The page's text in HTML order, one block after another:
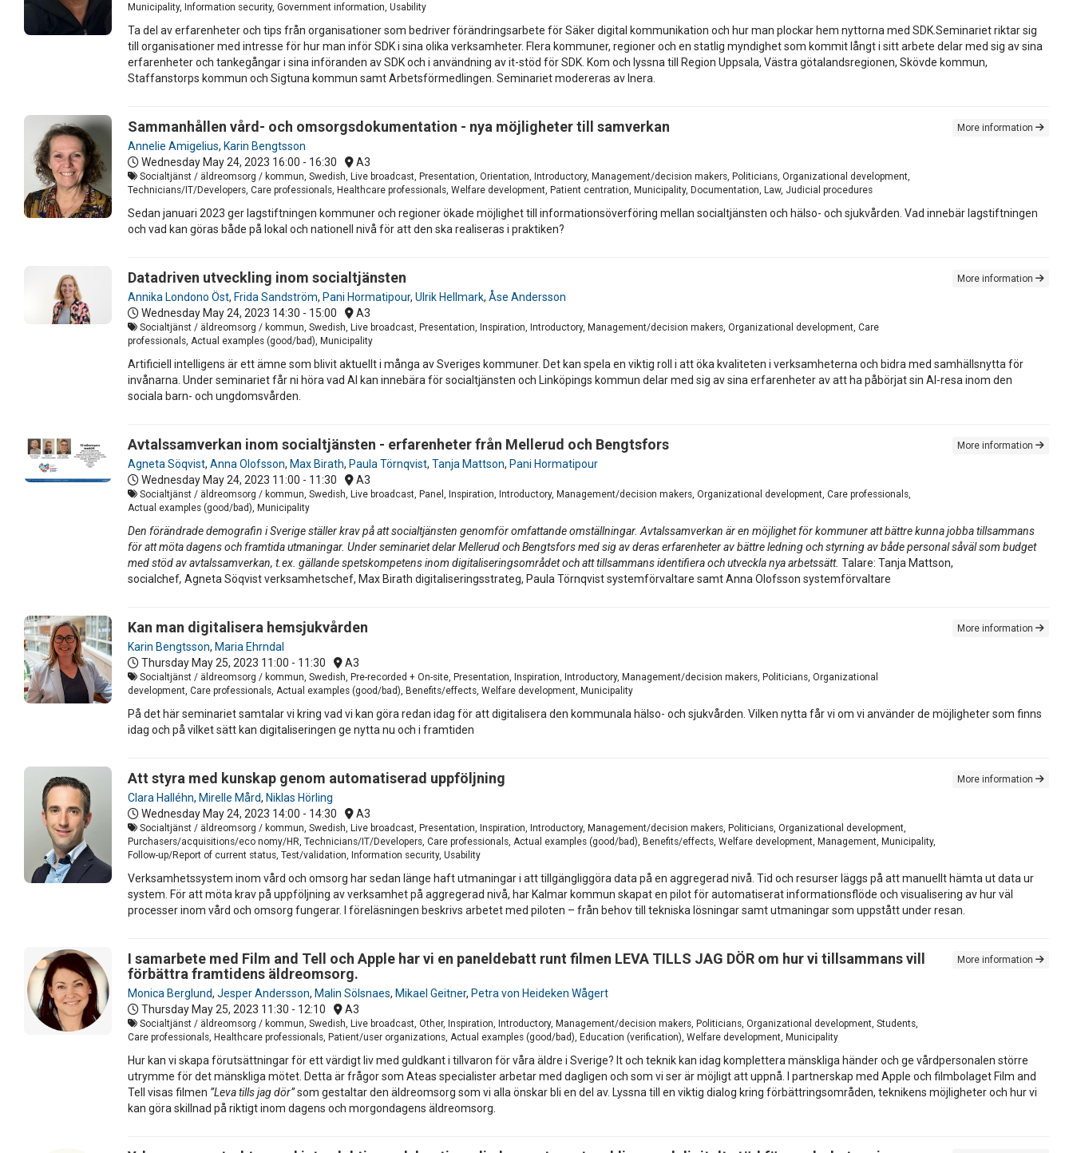
Municipality, Information security, Government information, Usability
Ta del av erfarenheter och tips från organisationer som bedriver förändringsarbete för Säker digital kommunikation och hur man plockar hem nyttorna med SDK.Seminariet riktar sig
till organisationer med intresse för hur man inför SDK i sina olika verksamheter. Flera kommuner, regioner och en statlig myndighet som kommit långt i sitt arbete delar med sig av sina
erfarenheter och tankegångar i sina införanden av SDK och i användning av it-stöd för SDK. Kom och lyssna till Region Uppsala, Västra götalandsregionen, Skövde kommun,
Staffanstorps kommun och Sigtuna kommun samt Arbetsförmedlingen. Seminariet modereras av Inera.
Sammanhållen vård- och omsorgsdokumentation - nya möjligheter till samverkan
Annelie Amigelius, Karin Bengtsson
Wednesday May 24, 2023 16:00 - 16:30 A3
Socialtjänst / äldreomsorg / kommun, Swedish, Live broadcast, Presentation, Orientation, Introductory, Management/decision makers, Politicians, Organizational development,
Technicians/IT/Developers, Care professionals, Healthcare professionals, Welfare development, Patient centration, Municipality, Documentation, Law, Judicial procedures
More information
Sedan januari 2023 ger lagstiftningen kommuner och regioner ökade möjlighet till informationsöverföring mellan socialtjänsten och hälso- och sjukvården. Vad innebär lagstiftningen
och vad kan göras både på lokal och nationell nivå för att den ska realiseras i praktiken?
Datadriven utveckling inom socialtjänsten
Annika Londono Öst, Frida Sandström, Pani Hormatipour, Ulrik Hellmark, Åse Andersson
Wednesday May 24, 2023 14:30 - 15:00 A3
Socialtjänst / äldreomsorg / kommun, Swedish, Live broadcast, Presentation, Inspiration, Introductory, Management/decision makers, Organizational development, Care
professionals, Actual examples (good/bad), Municipality
More information
Artificiell intelligens är ett ämne som blivit aktuellt i många av Sveriges kommuner. Det kan spela en viktig roll i att öka kvaliteten i verksamheterna och bidra med samhällsnytta för
invånarna. Under seminariet får ni höra vad AI kan innebära för socialtjänsten och Linköpings kommun delar med sig av sina erfarenheter av att ha påbörjat sin AI-resa inom den
sociala barn- och ungdomsvården.
Avtalssamverkan inom socialtjänsten - erfarenheter från Mellerud och Bengtsfors
Agneta Söqvist, Anna Olofsson, Max Birath, Paula Törnqvist, Tanja Mattson, Pani Hormatipour
Wednesday May 24, 2023 11:00 - 11:30 A3
Socialtjänst / äldreomsorg / kommun, Swedish, Live broadcast, Panel, Inspiration, Introductory, Management/decision makers, Organizational development, Care professionals,
Actual examples (good/bad), Municipality
More information
Den förändrade demografin i Sverige ställer krav på att socialtjänsten genomför omfattande omställningar. Avtalssamverkan är en möjlighet för kommuner att bättre kunna jobba tillsammans
för att möta dagens och framtida utmaningar. Under seminariet delar Mellerud och Bengtsfors med sig av deras erfarenheter av bättre ledning och styrning av både personal såväl som budget
med stöd av avtalssamverkan, t.ex. gällande spetskompetens inom digitaliseringsområdet och att tillsammans identifiera och utveckla nya arbetssätt. Talare: Tanja Mattson,
socialchef, Agneta Söqvist verksamhetschef, Max Birath digitaliseringsstrateg, Paula Törnqvist systemförvaltare samt Anna Olofsson systemförvaltare
Kan man digitalisera hemsjukvården
Karin Bengtsson, Maria Ehrndal
Thursday May 25, 2023 11:00 - 11:30 A3
Socialtjänst / äldreomsorg / kommun, Swedish, Pre-recorded + On-site, Presentation, Inspiration, Introductory, Management/decision makers, Politicians, Organizational
development, Care professionals, Actual examples (good/bad), Benefits/effects, Welfare development, Municipality
More information
På det här seminariet samtalar vi kring vad vi kan göra redan idag för att digitalisera den kommunala hälso- och sjukvården. Vilken nytta får vi om vi använder de möjligheter som finns
idag och på vilket sätt kan digitaliseringen ge nytta nu och i framtiden
Att styra med kunskap genom automatiserad uppföljning
Clara Halléhn, Mirelle Mård, Niklas Hörling
Wednesday May 24, 2023 14:00 - 14:30 A3
Socialtjänst / äldreomsorg / kommun, Swedish, Live broadcast, Presentation, Inspiration, Introductory, Management/decision makers, Politicians, Organizational development,
Purchasers/acquisitions/eco nomy/HR, Technicians/IT/Developers, Care professionals, Actual examples (good/bad), Benefits/effects, Welfare development, Management, Municipality,
Follow-up/Report of current status, Test/validation, Information security, Usability
More information
Verksamhetssystem inom vård och omsorg har sedan länge haft utmaningar i att tillgängliggöra data på en aggregerad nivå. Tid och resurser läggs på att manuellt hämta ut data ur
system. För att möta krav på uppföljning av verksamhet på aggregerad nivå, har Kalmar kommun skapat en pilot för automatiserat informationsflöde och visualisering av hur väl
processer inom vård och omsorg fungerar. I föreläsningen beskrivs arbetet med piloten – från behov till tekniska lösningar samt utmaningar som uppstått under resan.
I samarbete med Film and Tell och Apple har vi en paneldebatt runt filmen LEVA TILLS JAG DÖR om hur vi tillsammans vill
förbättra framtidens äldreomsorg.
Monica Berglund, Jesper Andersson, Malin Sölsnaes, Mikael Geitner, Petra von Heideken Wågert
Thursday May 25, 2023 11:30 - 12:10 A3
Socialtjänst / äldreomsorg / kommun, Swedish, Live broadcast, Other, Inspiration, Introductory, Management/decision makers, Politicians, Organizational development, Students,
Care professionals, Healthcare professionals, Patient/user organizations, Actual examples (good/bad), Education (verification), Welfare development, Municipality
More information
Hur kan vi skapa förutsättningar för ett värdigt liv med guldkant i tillvaron för våra äldre i Sverige? It och teknik kan idag komplettera mänskliga händer och ge vårdpersonalen större
utrymme för det mänskliga mötet. Detta är frågor som Ateas specialister arbetar med dagligen och som vi ser är möjligt att uppnå. I partnerskap med Apple och filmbolaget Film and
Tell visas filmen ”Leva tills jag dör”som gestaltar den äldreomsorg som vi alla önskar bli en del av. Lyssna till en viktig dialog kring förbättringsområden, teknikens möjligheter och hur vi
kan göra skillnad på riktigt inom dagens och morgondagens äldreomsorg.